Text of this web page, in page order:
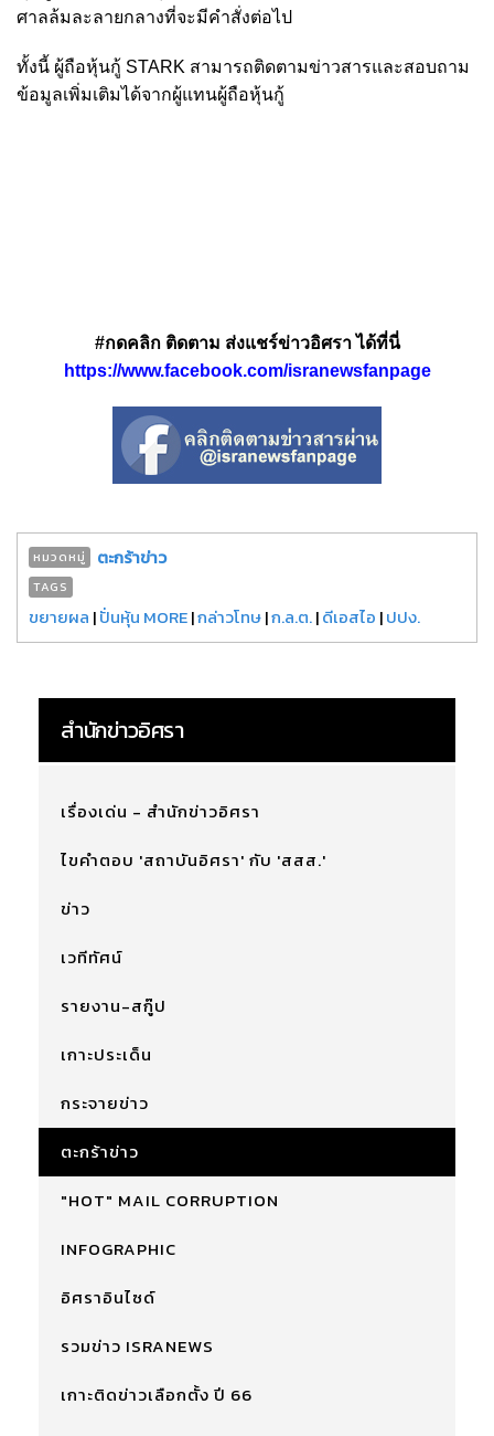
ศาลล้มละลายกลางที่จะมีคำสั่งต่อไป
ทั้งนี้ ผู้ถือหุ้นกู้ STARK สามารถติดตามข่าวสารและสอบถาม
ข้อมูลเพิ่มเติมได้จากผู้แทนผู้ถือหุ้นกู้
#กดคลิก ติดตาม ส่งแชร์ข่าวอิศรา ได้ที่นี่
https://www.facebook.com/isranewsfanpage
หมวดหมู่ ตะกร้าข่าว
TAGS
ขยายผล |ปั่นหุ้น MORE|กล่าวโทษ|ก.ล.ต.|ดีเอสไอ |ปปง.
สำนักข่าวอิศรา
เรื่องเด่น - สำนักข่าวอิศรา
ไขคำตอบ 'สถาบันอิศรา' กับ 'สสส.'
ข่าว
เวทีทัศน์
รายงาน-สกู๊ป
เกาะประเด็น
กระจายข่าว
ตะกร้าข่าว
"HOT" MAIL CORRUPTION
INFOGRAPHIC
อิศราอินไซด์
รวมข่าว ISRANEWS
เกาะติดข่าวเลือกตั้ง ปี 66